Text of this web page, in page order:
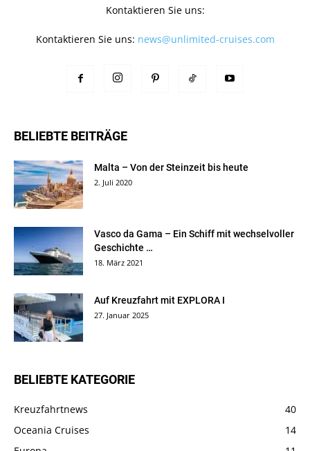
Kontaktieren Sie uns:
Kontaktieren Sie uns: news@unlimited-cruises.com
BELIEBTE BEITRÄGE
Malta – Von der Steinzeit bis heute
2. Juli 2020
Vasco da Gama – Ein Schiff mit wechselvoller
Geschichte …
18. März 2021
Auf Kreuzfahrt mit EXPLORA I
27. Januar 2025
BELIEBTE KATEGORIE
Kreuzfahrtnews
40
Oceania Cruises
14